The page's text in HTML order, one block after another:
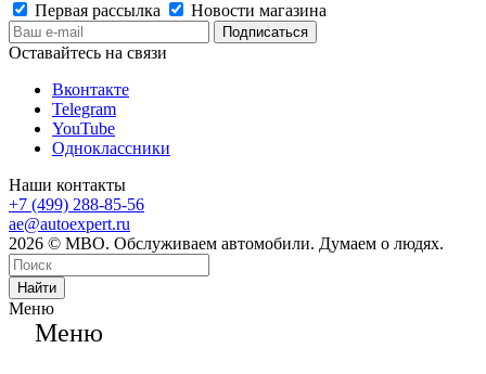
Первая рассылка
Новости магазина
Оставайтесь на связи
Вконтакте
Telegram
YouTube
Одноклассники
Наши контакты
+7 (499) 288-85-56
ae@autoexpert.ru
2026 © МВО. Обслуживаем автомобили. Думаем о людях.
Найти
Меню
Меню